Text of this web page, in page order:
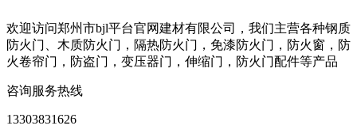
欢迎访问郑州市bjl平台官网建材有限公司，我们主营各种钢质
防火门、木质防火门，隔热防火门，免漆防火门，防火窗，防
火卷帘门，防盗门，变压器门，伸缩门，防火门配件等产品
咨询服务热线
13303831626